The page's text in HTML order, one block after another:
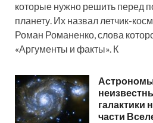
которые нужно решить перед
планету. Их назвал летчик-
Роман Романенко, слова
«Аргументы и факты». К
галактики
части